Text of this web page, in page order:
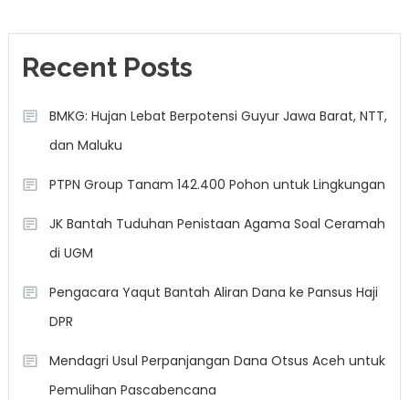
Recent Posts
BMKG: Hujan Lebat Berpotensi Guyur Jawa Barat, NTT,
dan Maluku
PTPN Group Tanam 142.400 Pohon untuk Lingkungan
JK Bantah Tuduhan Penistaan Agama Soal Ceramah
di UGM
Pengacara Yaqut Bantah Aliran Dana ke Pansus Haji
DPR
Mendagri Usul Perpanjangan Dana Otsus Aceh untuk
Pemulihan Pascabencana